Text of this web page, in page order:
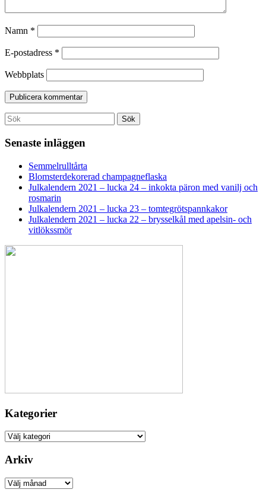
Namn *
E-postadress *
Webbplats
Search
for:
Sök
Senaste inläggen
Semmelrulltårta
Blomsterdekorerad champagneflaska
Julkalendern 2021 – lucka 24 – inkokta päron med vanilj och
rosmarin
Julkalendern 2021 – lucka 23 – tomtegrötspannkakor
Julkalendern 2021 – lucka 22 – brysselkål med apelsin- och
vitlökssmör
Kategorier
Kategorier
Arkiv
Arkiv